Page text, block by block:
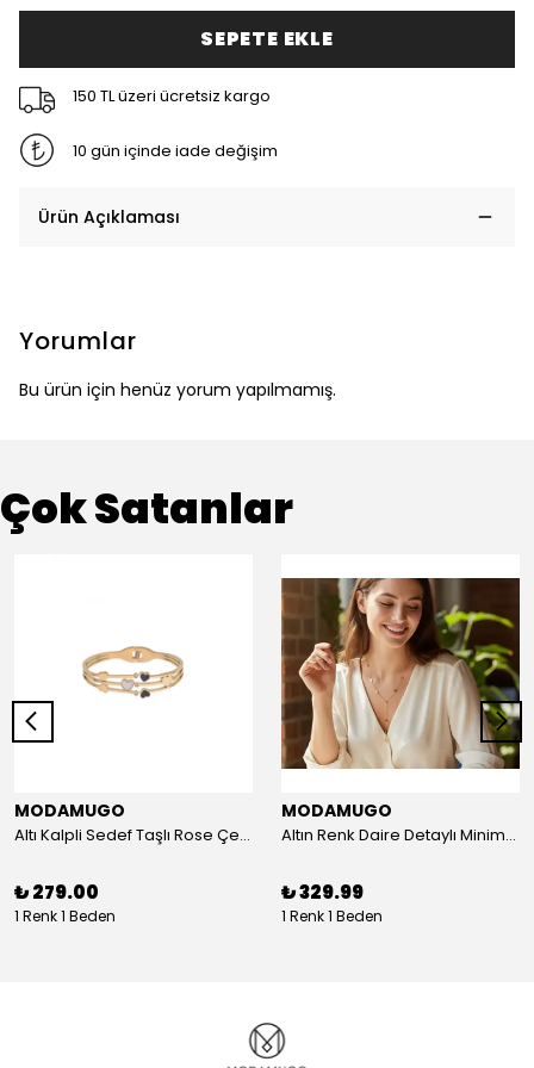
SEPETE EKLE
150 TL üzeri ücretsiz kargo
10 gün içinde iade değişim
Ürün Açıklaması
Yorumlar
Bu ürün için henüz yorum yapılmamış.
Çok Satanlar
MODAMUGO
Altı Kalpli Sedef Taşlı Rose Çelik Kelepçe Bileklik
₺ 279.00
1 Renk 1 Beden
MODAMUGO
Altın Renk Daire Detaylı Minimal Y Çelik Kolye
₺ 329.99
1 Renk 1 Beden